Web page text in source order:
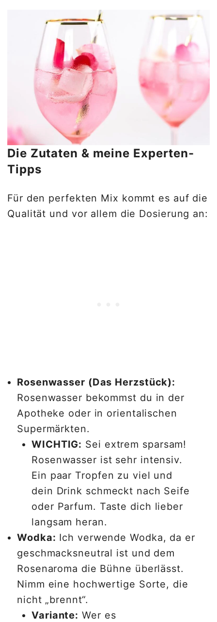
Die Zutaten & meine Experten-
Tipps
Für den perfekten Mix kommt es auf die
Qualität und vor allem die Dosierung an:
Rosenwasser (Das Herzstück):
Rosenwasser bekommst du in der
Apotheke oder in orientalischen
Supermärkten.
WICHTIG: Sei extrem sparsam!
Rosenwasser ist sehr intensiv.
Ein paar Tropfen zu viel und
dein Drink schmeckt nach Seife
oder Parfum. Taste dich lieber
langsam heran.
Wodka: Ich verwende Wodka, da er
geschmacksneutral ist und dem
Rosenaroma die Bühne überlässt.
Nimm eine hochwertige Sorte, die
nicht „brennt“.
Variante: Wer es